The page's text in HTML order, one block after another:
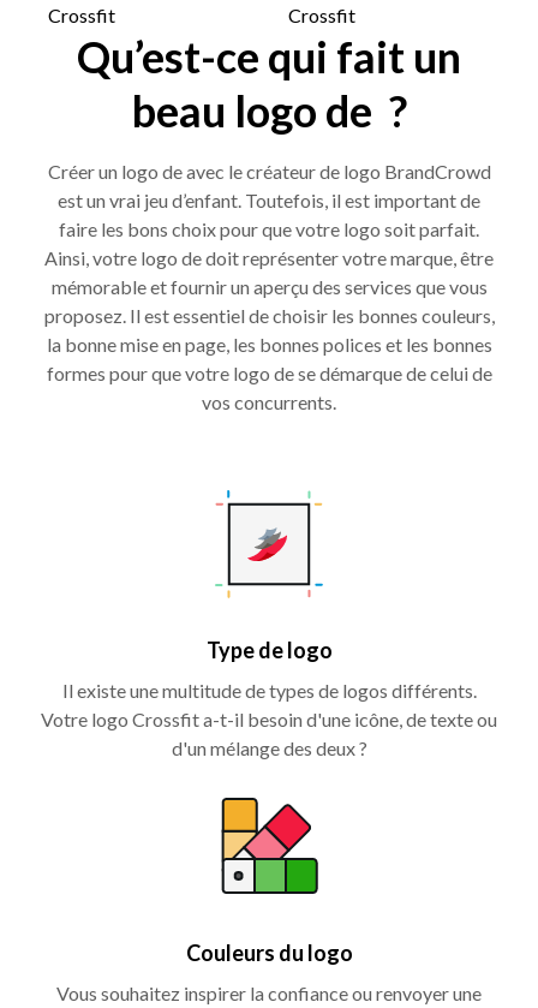
Qu’est-ce qui fait un
beau logo de ?
Créer un logo de avec le créateur de logo BrandCrowd
est un vrai jeu d’enfant. Toutefois, il est important de
faire les bons choix pour que votre logo soit parfait.
Ainsi, votre logo de doit représenter votre marque, être
mémorable et fournir un aperçu des services que vous
proposez. Il est essentiel de choisir les bonnes couleurs,
la bonne mise en page, les bonnes polices et les bonnes
formes pour que votre logo de se démarque de celui de
vos concurrents.
Type de logo
Il existe une multitude de types de logos différents.
Votre logo Crossfit a-t-il besoin d'une icône, de texte ou
d'un mélange des deux ?
Couleurs du logo
Vous souhaitez inspirer la confiance ou renvoyer une